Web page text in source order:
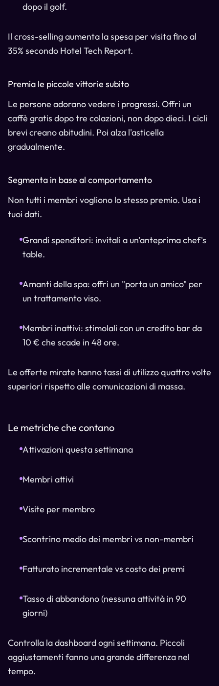
dopo il golf.
Il cross-selling aumenta la spesa per visita fino al
35% secondo Hotel Tech Report.
Premia le piccole vittorie subito
Le persone adorano vedere i progressi. Offri un
caffè gratis dopo tre colazioni, non dopo dieci. I cicli
brevi creano abitudini. Poi alza l'asticella
gradualmente.
Segmenta in base al comportamento
Non tutti i membri vogliono lo stesso premio. Usa i
tuoi dati.
Grandi spenditori: invitali a un'anteprima chef's
table.
Amanti della spa: offri un "porta un amico" per
un trattamento viso.
Membri inattivi: stimolali con un credito bar da
10 € che scade in 48 ore.
Le offerte mirate hanno tassi di utilizzo quattro volte
superiori rispetto alle comunicazioni di massa.
Le metriche che contano
Attivazioni questa settimana
Membri attivi
Visite per membro
Scontrino medio dei membri vs non-membri
Fatturato incrementale vs costo dei premi
Tasso di abbandono (nessuna attività in 90
giorni)
Controlla la dashboard ogni settimana. Piccoli
aggiustamenti fanno una grande differenza nel
tempo.